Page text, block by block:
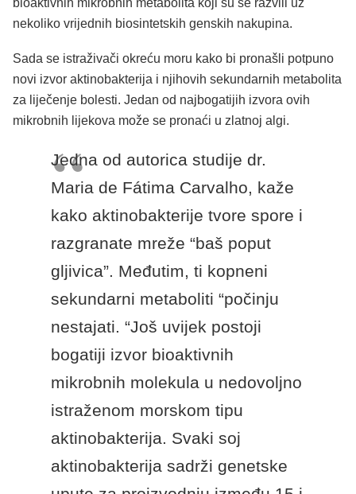
bioaktivnih mikrobnih metabolita koji su se razvili uz
nekoliko vrijednih biosintetskih genskih nakupina.
Sada se istraživači okreću moru kako bi pronašli potpuno
novi izvor aktinobakterija i njihovih sekundarnih metabolita
za liječenje bolesti. Jedan od najbogatijih izvora ovih
mikrobnih lijekova može se pronaći u zlatnoj algi.
Jedna od autorica studije dr.
Maria de Fátima Carvalho, kaže
kako aktinobakterije tvore spore i
razgranate mreže “baš poput
gljivica”. Međutim, ti kopneni
sekundarni metaboliti “počinju
nestajati. “Još uvijek postoji
bogatiji izvor bioaktivnih
mikrobnih molekula u nedovoljno
istraženom morskom tipu
aktinobakterija. Svaki soj
aktinobakterija sadrži genetske